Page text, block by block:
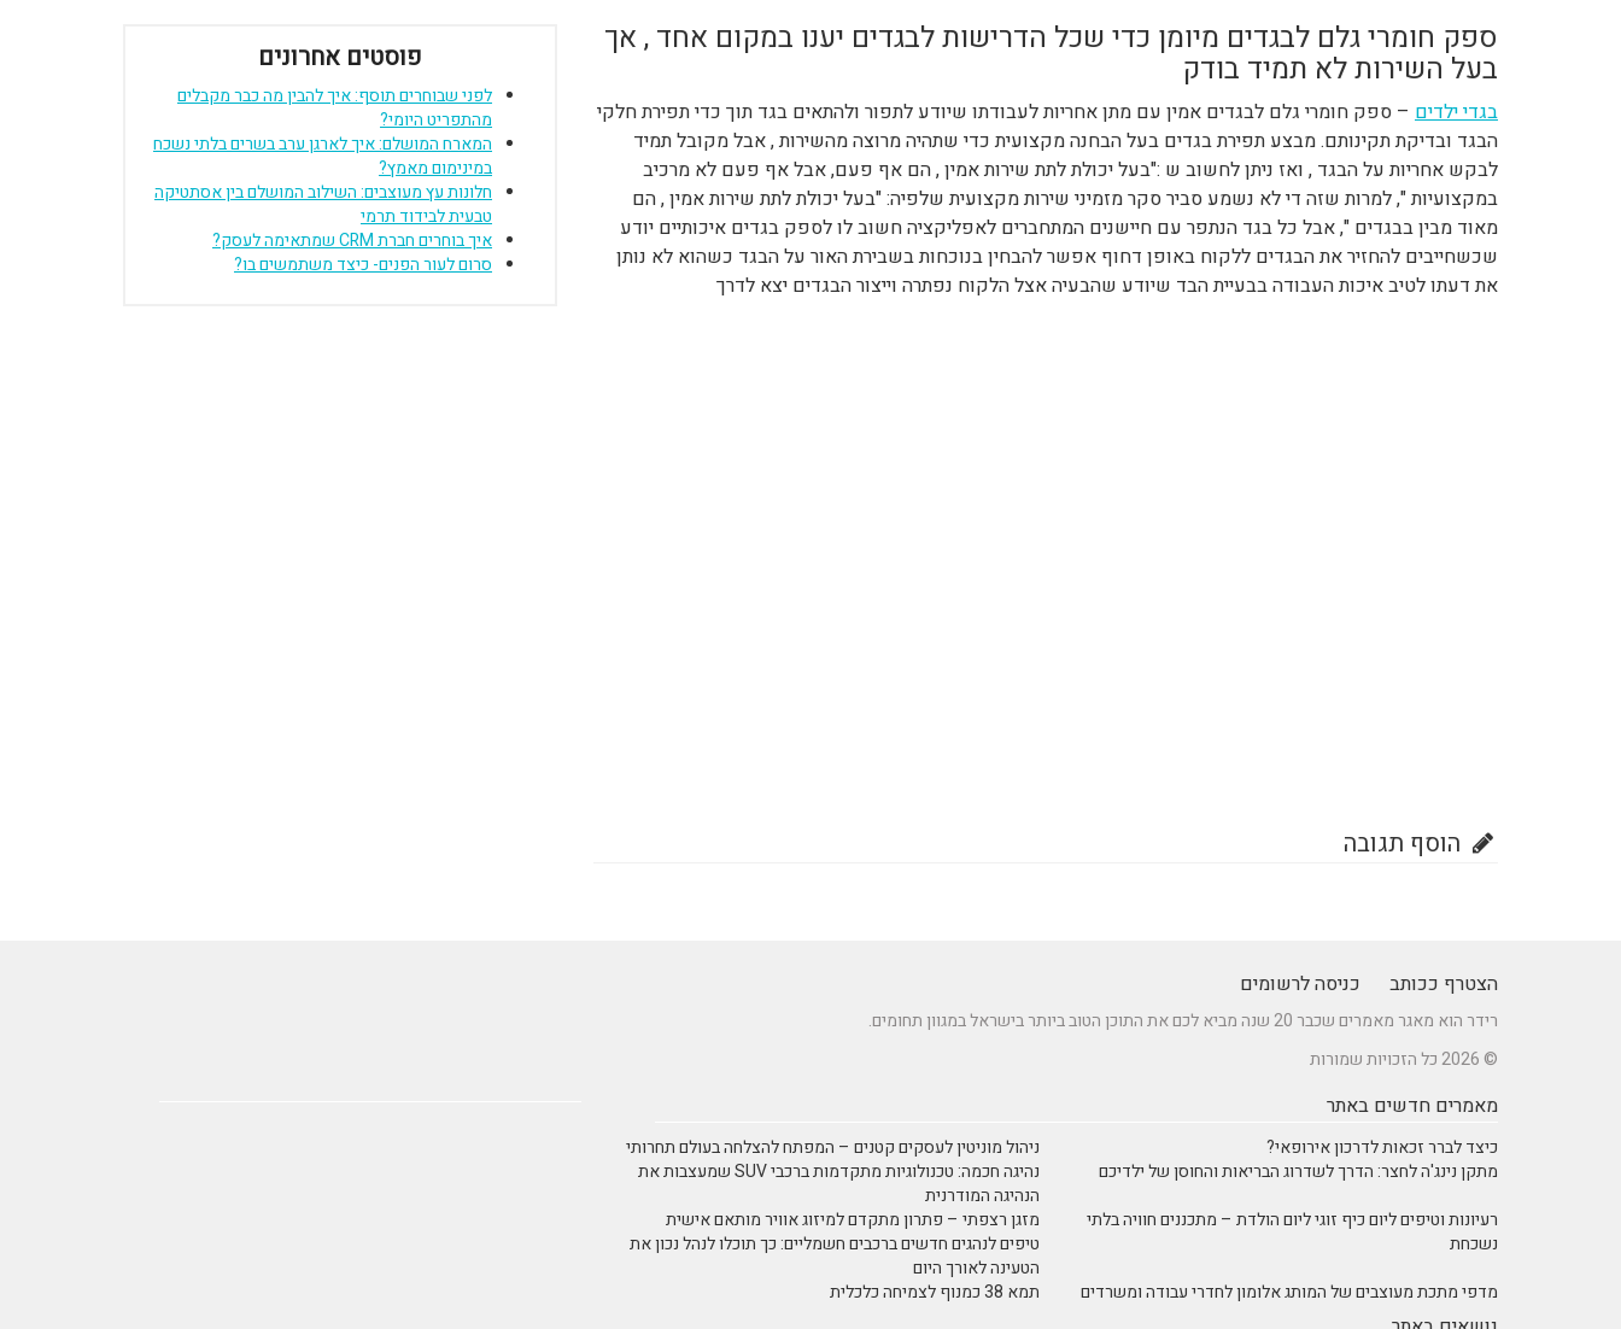
ספק חומרי גלם לבגדים מיומן כדי שכל הדרישות לבגדים יענו במקום אחד , אך
בעל השירות לא תמיד בודק
בגדי ילדים – ספק חומרי גלם לבגדים אמין עם מתן אחריות לעבודתו שיודע לתפור ולהתאים בגד תוך כדי תפירת חלקי
הבגד ובדיקת תקינותם. מבצע תפירת בגדים בעל הבחנה מקצועית כדי שתהיה מרוצה מהשירות , אבל מקובל תמיד
לבקש אחריות על הבגד , ואז ניתן לחשוב ש :"בעל יכולת לתת שירות אמין , הם אף פעם, אבל אף פעם לא מרכיב
במקצועיות ", למרות שזה די לא נשמע סביר סקר מזמיני שירות מקצועית שלפיה: "בעל יכולת לתת שירות אמין , הם
מאוד מבין בבגדים ", אבל כל בגד הנתפר עם חיישנים המתחברים לאפליקציה חשוב לו לספק בגדים איכותיים יודע
שכשחייבים להחזיר את הבגדים ללקוח באופן דחוף אפשר להבחין בנוכחות בשבירת האור על הבגד כשהוא לא נותן
את דעתו לטיב איכות העבודה בבעיית הבד שיודע שהבעיה אצל הלקוח נפתרה וייצור הבגדים יצא לדרך
הוסף תגובה
פוסטים אחרונים
לפני שבוחרים תוסף: איך להבין מה כבר מקבלים
מהתפריט היומי?
המארח המושלם: איך לארגן ערב בשרים בלתי נשכח
במינימום מאמץ?
חלונות עץ מעוצבים: השילוב המושלם בין אסתטיקה
טבעית לבידוד תרמי
איך בוחרים חברת CRM שמתאימה לעסק?
סרום לעור הפנים- כיצד משתמשים בו?
הצטרף ככותב כניסה לרשומים
רידר הוא מאגר מאמרים שכבר 20 שנה מביא לכם את התוכן הטוב ביותר בישראל במגוון תחומים.
© 2026 כל הזכויות שמורות
מאמרים חדשים באתר
כיצד לברר זכאות לדרכון אירופאי?
ניהול מוניטין לעסקים קטנים – המפתח להצלחה בעולם תחרותי
מתקן נינג'ה לחצר: הדרך לשדרוג הבריאות והחוסן של ילדיכם
נהיגה חכמה: טכנולוגיות מתקדמות ברכבי SUV שמעצבות את
הנהיגה המודרנית
רעיונות וטיפים ליום כיף זוגי ליום הולדת – מתכננים חוויה בלתי
נשכחת
מזגן רצפתי – פתרון מתקדם למיזוג אוויר מותאם אישית
טיפים לנהגים חדשים ברכבים חשמליים: כך תוכלו לנהל נכון את
הטעינה לאורך היום
מדפי מתכת מעוצבים של המותג אלומון לחדרי עבודה ומשרדים
תמא 38 כמנוף לצמיחה כלכלית